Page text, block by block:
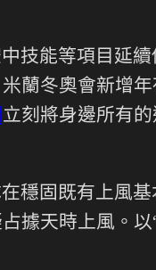
技能等項目延續
蘭冬奧會新增
立刻將身邊所有
穩固既有上風
據天時上風。